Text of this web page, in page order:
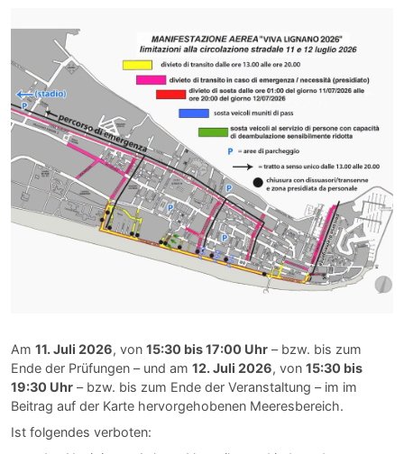
Am 11. Juli 2026, von 15:30 bis 17:00 Uhr – bzw. bis zum
Ende der Prüfungen – und am 12. Juli 2026, von 15:30 bis
19:30 Uhr – bzw. bis zum Ende der Veranstaltung – im im
Beitrag auf der Karte hervorgehobenen Meeresbereich.
Ist folgendes verboten: